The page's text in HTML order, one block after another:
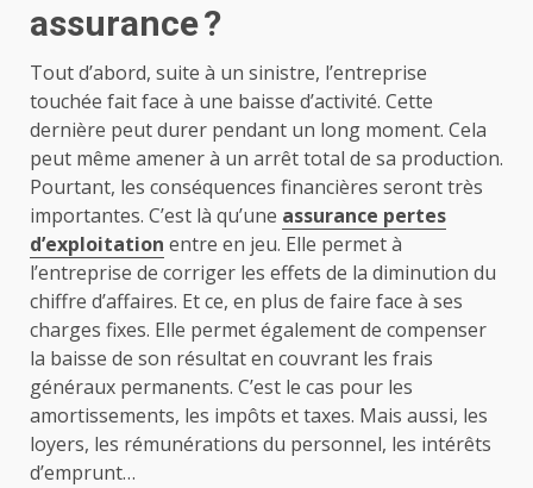
assurance ?
Tout d’abord, suite à un sinistre, l’entreprise
touchée fait face à une baisse d’activité. Cette
dernière peut durer pendant un long moment. Cela
peut même amener à un arrêt total de sa production.
Pourtant, les conséquences financières seront très
importantes. C’est là qu’une assurance pertes
d’exploitation entre en jeu. Elle permet à
l’entreprise de corriger les effets de la diminution du
chiffre d’affaires. Et ce, en plus de faire face à ses
charges fixes. Elle permet également de compenser
la baisse de son résultat en couvrant les frais
généraux permanents. C’est le cas pour les
amortissements, les impôts et taxes. Mais aussi, les
loyers, les rémunérations du personnel, les intérêts
d’emprunt…